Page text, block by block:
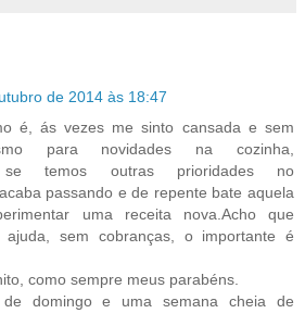
de 2014 às 18:47
é, ás vezes me sinto cansada e sem
para novidades na cozinha,
se temos outras prioridades no
passando e de repente bate aquela
uma receita nova.Acho que
sem cobranças, o importante é
como sempre meus parabéns.
domingo e uma semana cheia de